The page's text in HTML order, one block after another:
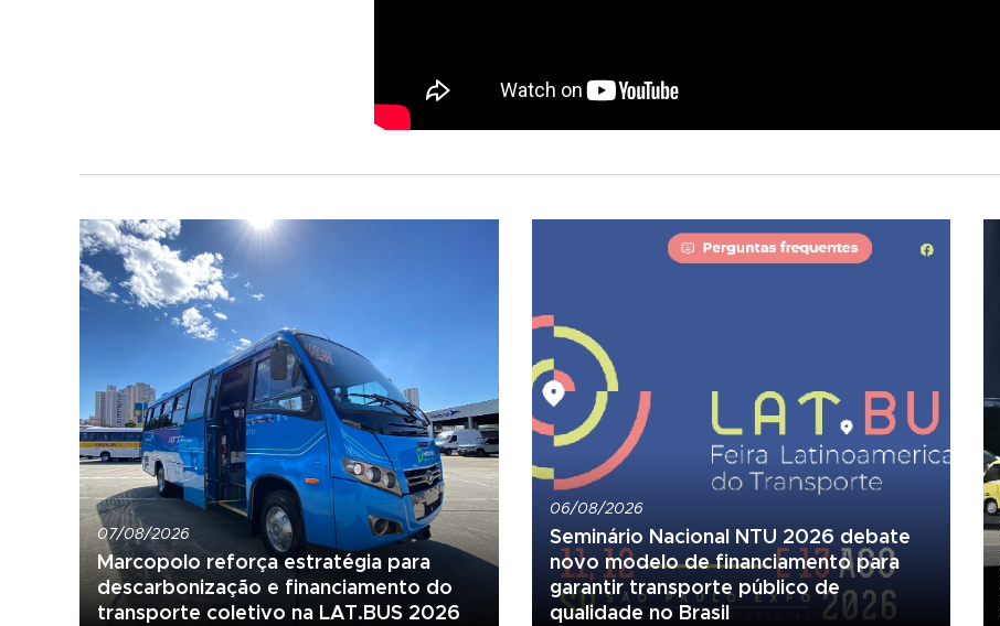
07/08/2026
Marcopolo reforça estratégia para
descarbonização e financiamento do
transporte coletivo na LAT.BUS 2026
06/08/2026
Seminário Nacional NTU 2026 debate
novo modelo de financiamento para
garantir transporte público de
qualidade no Brasil